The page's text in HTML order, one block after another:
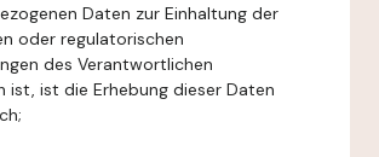
Daten zur Einhaltung der
oder regulatorischen
des Verantwortlichen
ist, ist die Erhebung dieser Daten